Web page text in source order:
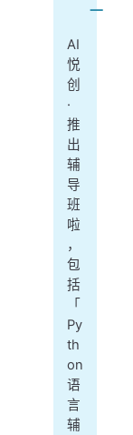
一
AI
悦
创
·
推
出
辅
导
班
啦
，
包
括
「
Py
th
on
语
言
辅